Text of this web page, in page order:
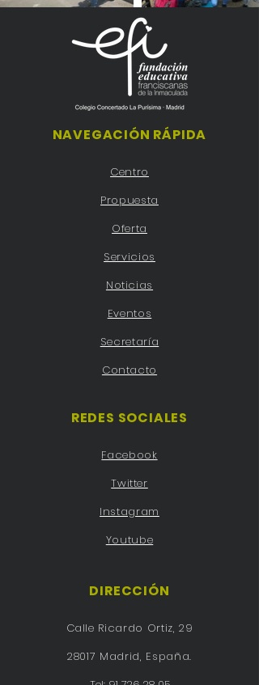
NAVEGACIÓN RÁPIDA
Centro
Propuesta
Oferta
Servicios
Noticias
Eventos
Secretaría
Contacto
REDES SOCIALES
Facebook
Twitter
Instagram
Youtube
DIRECCIÓN
Calle Ricardo Ortiz, 29
28017 Madrid, España.